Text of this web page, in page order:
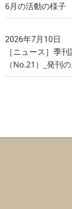
6月の活動の様子
2026年7月10日
［ニュース］季
（No.21）_発刊